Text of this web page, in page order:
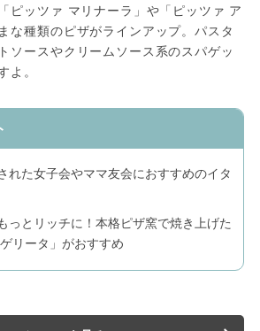
ピッツァ マリナーラ」や「ピッツァ ア
な種類のピザがラインアップ。パスタ
ソースやクリームソース系のスパゲッ
よ。
れた女子会やママ友会におすすめのイタ
っとリッチに！本格ピザ窯で焼き上げた
リータ」がおすすめ